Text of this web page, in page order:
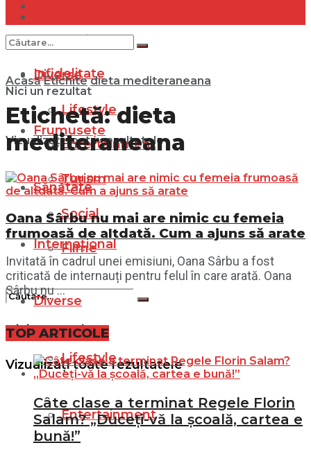
Internațional
Diverse
Lifestyle
Entertainment
Turism
Social
Filme
Nici un rezultat
Vizualizați toate rezultatele
Infidelitate
Frumusețe
Sănătate
Internațional
Diverse
Lifestyle
Entertainment
Nici un rezultat
Vizualizați toate rezultatele
Acasă Etichite dieta mediteraneana
Etichetă:dieta
mediteraneana
Oana Sârbu nu mai are nimic cu femeia
frumoasă de altdată. Cum a ajuns să arate
Invitată în cadrul unei emisiuni, Oana Sârbu a fost
criticată de internauți pentru felul în care arată. Oana
Sârbu nu ...
TOP ARTICOLE
Câte clase a terminat Regele Florin
Salam? „Duceți-vă la școală, cartea e
bună!”